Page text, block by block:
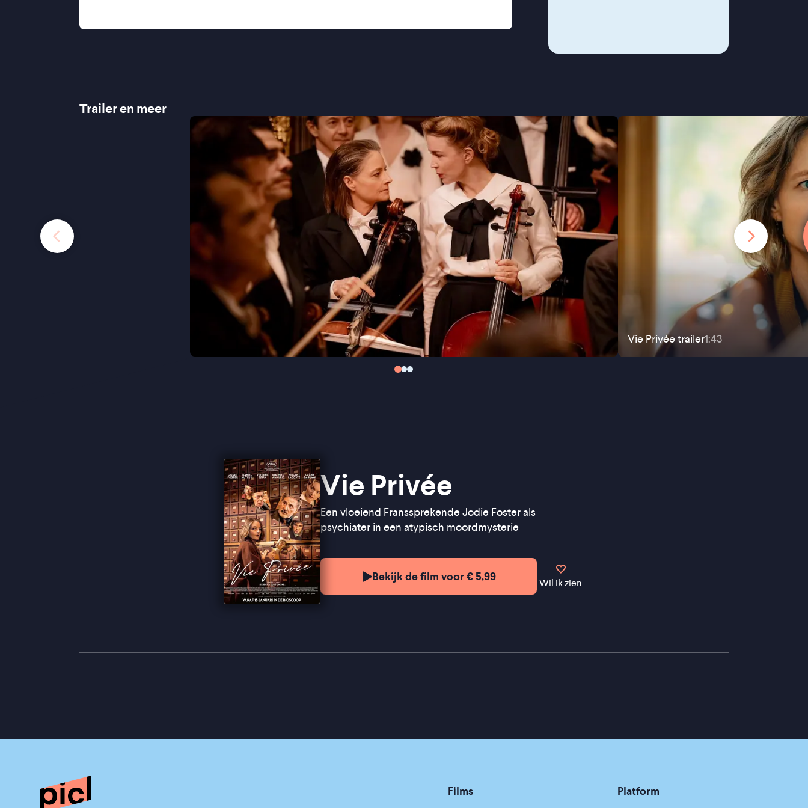
Trailer en meer
Vie Privée trailer1:43
Vie Privée
Een vloeiend Franssprekende Jodie Foster als
psychiater in een atypisch moordmysterie
Bekijk de film voor € 5,99
Wil ik zien
Films Platform